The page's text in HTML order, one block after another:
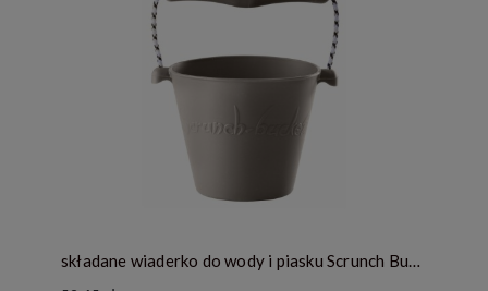
składane wiaderko do wody i piasku Scrunch Bucket - szare